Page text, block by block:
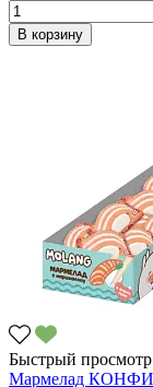
В корзину
Быстрый просмотр
Мармелад